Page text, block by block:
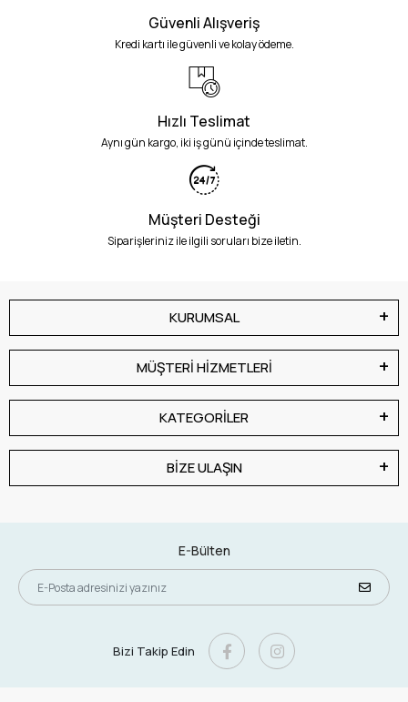
Güvenli Alışveriş
Kredi kartı ile güvenli ve kolay ödeme.
Hızlı Teslimat
Aynı gün kargo, iki iş günü içinde teslimat.
Müşteri Desteği
Siparişleriniz ile ilgili soruları bize iletin.
KURUMSAL
MÜŞTERİ HİZMETLERİ
KATEGORİLER
BİZE ULAŞIN
E-Bülten
Bizi Takip Edin